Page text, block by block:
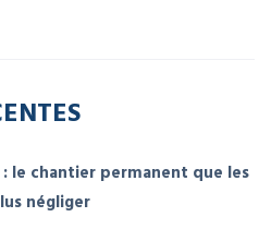
le chantier permanent que les
négliger